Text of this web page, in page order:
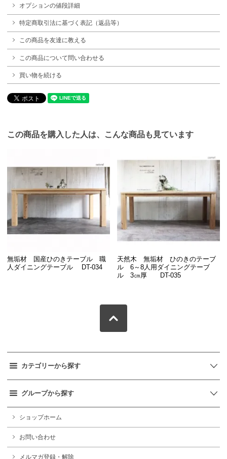
オプションの値段詳細
特定商取引法に基づく表記（返品等）
この商品を友達に教える
この商品について問い合わせる
買い物を続ける
この商品を購入した人は、こんな商品も見ています
無垢材 国産ひのきテーブル 職
人ダイニングテーブル DT-034
天然木 無垢材 ひのきのテーブ
ル 6～8人用ダイニングテーブ
ル 3㎝厚 DT-035
カテゴリーから探す
グループから探す
ショップホーム
お問い合わせ
メルマガ登録・解除